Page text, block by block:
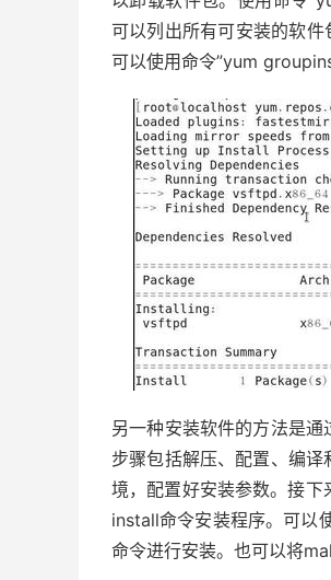
可以列出所有可安装的软件
可以使用命令”yum
另一种安装软件的方法是
步骤包括解压、配置、编
境，配置好安装参数。接
install命令安装程序。可以
命令进行安装。也可以将